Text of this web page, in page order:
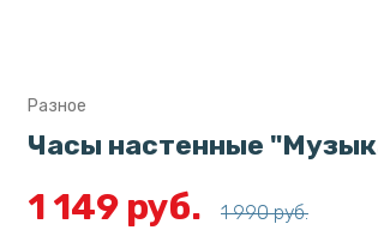
Разное
Часы настенные
1 149 руб. 1 990 руб.